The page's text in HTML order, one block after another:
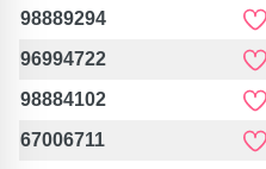
98889294
96994722
98884102
67006711